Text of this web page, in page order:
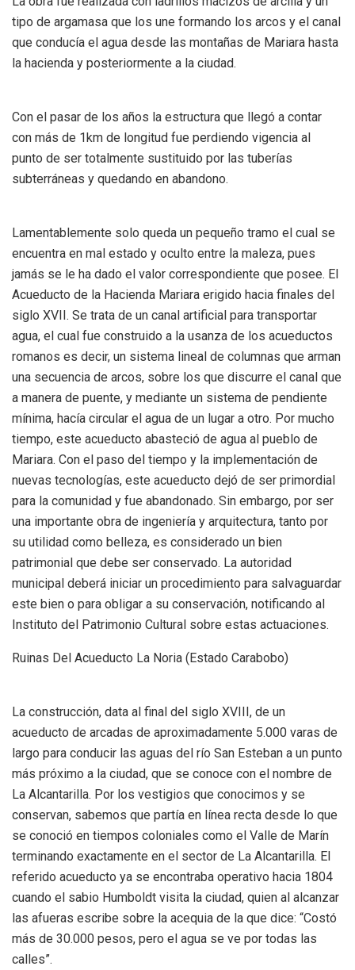
tipo de argamasa que los une formando los arcos y el canal
que conducía el agua desde las montañas de Mariara hasta
la hacienda y posteriormente a la ciudad.
Con el pasar de los años la estructura que llegó a contar
con más de 1km de longitud fue perdiendo vigencia al
punto de ser totalmente sustituido por las tuberías
subterráneas y quedando en abandono.
Lamentablemente solo queda un pequeño tramo el cual se
encuentra en mal estado y oculto entre la maleza, pues
jamás se le ha dado el valor correspondiente que posee. El
Acueducto de la Hacienda Mariara erigido hacia finales del
siglo XVII. Se trata de un canal artificial para transportar
agua, el cual fue construido a la usanza de los acueductos
romanos es decir, un sistema lineal de columnas que arman
una secuencia de arcos, sobre los que discurre el canal que
a manera de puente, y mediante un sistema de pendiente
mínima, hacía circular el agua de un lugar a otro. Por mucho
tiempo, este acueducto abasteció de agua al pueblo de
Mariara. Con el paso del tiempo y la implementación de
nuevas tecnologías, este acueducto dejó de ser primordial
para la comunidad y fue abandonado. Sin embargo, por ser
una importante obra de ingeniería y arquitectura, tanto por
su utilidad como belleza, es considerado un bien
patrimonial que debe ser conservado. La autoridad
municipal deberá iniciar un procedimiento para salvaguardar
este bien o para obligar a su conservación, notificando al
Instituto del Patrimonio Cultural sobre estas actuaciones.
Ruinas Del Acueducto La Noria (Estado Carabobo)
La construcción, data al final del siglo XVIII, de un
acueducto de arcadas de aproximadamente 5.000 varas de
largo para conducir las aguas del río San Esteban a un punto
más próximo a la ciudad, que se conoce con el nombre de
La Alcantarilla. Por los vestigios que conocimos y se
conservan, sabemos que partía en línea recta desde lo que
se conoció en tiempos coloniales como el Valle de Marín
terminando exactamente en el sector de La Alcantarilla. El
referido acueducto ya se encontraba operativo hacia 1804
cuando el sabio Humboldt visita la ciudad, quien al alcanzar
las afueras escribe sobre la acequia de la que dice: “Costó
más de 30.000 pesos, pero el agua se ve por todas las
calles”.